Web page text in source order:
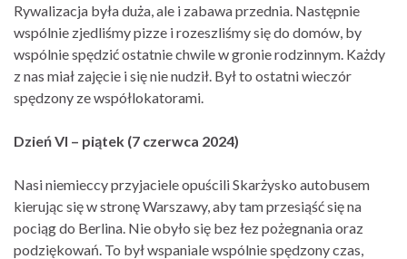
Rywalizacja była duża, ale i zabawa przednia. Następnie
wspólnie zjedliśmy pizze i rozeszliśmy się do domów, by
wspólnie spędzić ostatnie chwile w gronie rodzinnym. Każdy
z nas miał zajęcie i się nie nudził. Był to ostatni wieczór
spędzony ze współlokatorami.
Dzień VI – piątek (7 czerwca 2024)
Nasi niemieccy przyjaciele opuścili Skarżysko autobusem
kierując się w stronę Warszawy, aby tam przesiąść się na
pociąg do Berlina. Nie obyło się bez łez pożegnania oraz
podziękowań. To był wspaniale wspólnie spędzony czas,